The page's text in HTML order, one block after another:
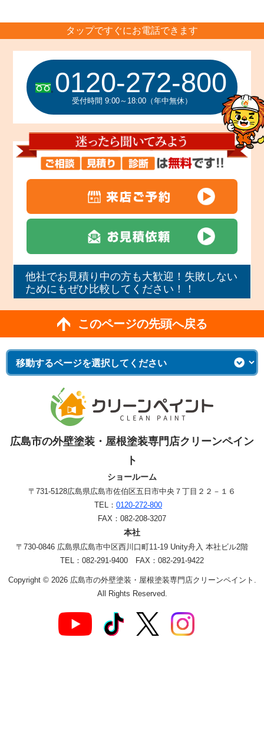
タップですぐにお電話できます
0120-272-800
受付時間 9:00～18:00（年中無休）
他社でお見積り中の方も大歓迎！失敗しない
ためにもぜひ比較してください！！
このページの先頭へ戻る
広島市の外壁塗装・屋根塗装専門店クリーンペイン
ト
ショールーム
〒731-5128広島県広島市佐伯区五日市中央７丁目２２－１６
TEL： 0120-272-800
FAX：082-208-3207
本社
〒730-0846 広島県広島市中区西川口町11-19 Unity舟入 本社ビル2階
TEL：082-291-9400 FAX：082-291-9422
Copyright © 2026 広島市の外壁塗装・屋根塗装専門店クリーンペイント.
All Rights Reserved.